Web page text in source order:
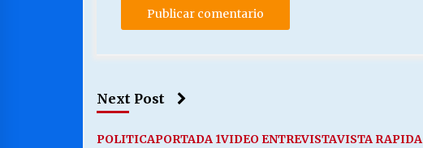
Next Post
POLITICAPORTADA 1VIDEO ENTREVISTAVISTA RAPIDA